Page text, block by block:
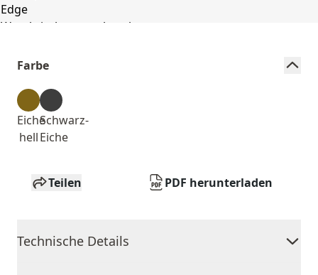
Farbe
Eiche
hell
Schwarz-
Eiche
Teilen PDF herunterladen
Technische Details